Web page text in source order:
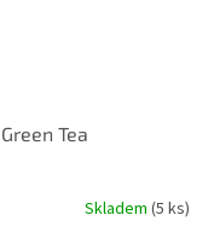
Tea
Skladem (5 ks)